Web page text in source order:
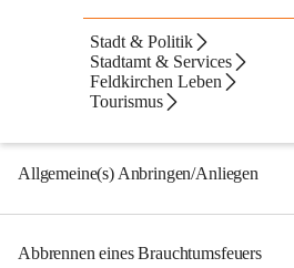
Stadt & Politik
Stadtamt & Services
Feldkirchen Leben
Tourismus
Formulare
Allgemeine(s) Anbringen/Anliegen
Abbrennen eines Brauchtumsfeuers